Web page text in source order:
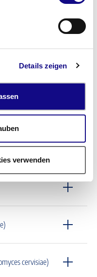
Details zeigen
verwenden
cervisiae)